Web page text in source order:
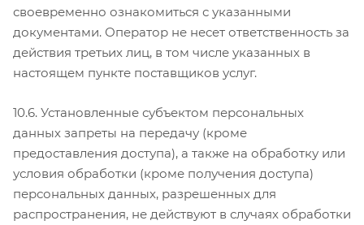
своевременно ознакомиться с указанными
документами. Оператор не несет ответственность за
действия третьих лиц, в том числе указанных в
настоящем пункте поставщиков услуг.
10.6. Установленные субъектом персональных
данных запреты на передачу (кроме
предоставления доступа), а также на обработку или
условия обработки (кроме получения доступа)
персональных данных, разрешенных для
распространения, не действуют в случаях обработки